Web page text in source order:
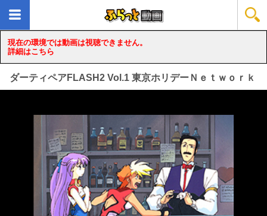
現在の環境では動画は視聴できません。
詳細はこちら
ダーティペアFLASH2 Vol.1 東京ホリデーＮｅｔｗｏｒｋ
loading...